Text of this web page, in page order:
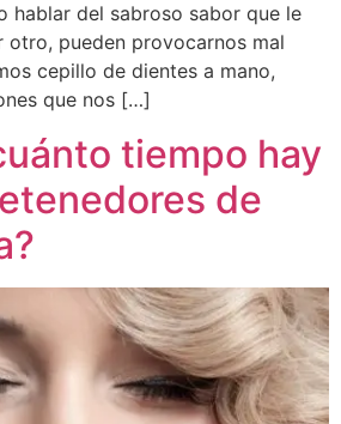
hablar del sabroso sabor que le
otro, pueden provocarnos mal
cepillo de dientes a mano,
que nos […]
tiempo hay
de